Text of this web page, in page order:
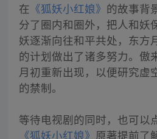
在 《狐妖小红娘》 的故事背
分了圈内和圈外，把人和妖
妖逐渐向往和平共处，东方
的计划做出了诸多努力。傲
月初重新出现，以便研究虚
的禁制。
等待电视剧的同时，也可以
《狐妖小红娘》 原著提前了